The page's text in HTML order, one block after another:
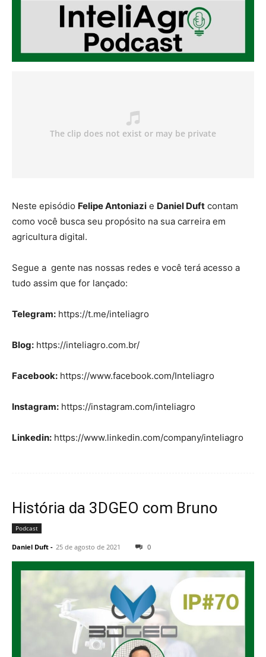
Neste episódio Felipe Antoniazi e Daniel Duft contam
como você busca seu propósito na sua carreira em
agricultura digital.
Segue a gente nas nossas redes e você terá acesso a
tudo assim que for lançado:
Telegram: https://t.me/inteliagro
Blog: https://inteliagro.com.br/
Facebook: https://www.facebook.com/Inteliagro
Instagram: https://instagram.com/inteliagro
Linkedin: https://www.linkedin.com/company/inteliagro
História da 3DGEO com Bruno
Podcast
Daniel Duft - 25 de agosto de 2021 0